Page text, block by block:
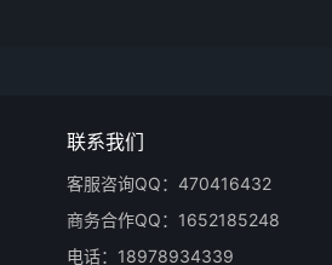
联系我们
客服咨询QQ：470416432
商务合作QQ：1652185248
电话：18978934339